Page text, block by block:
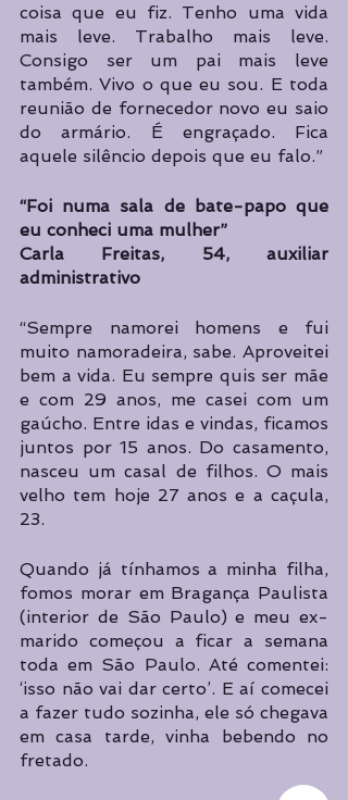
coisa que eu fiz. Tenho uma vida
mais leve. Trabalho mais leve.
Consigo ser um pai mais leve
também. Vivo o que eu sou. E toda
reunião de fornecedor novo eu saio
do armário. É engraçado. Fica
aquele silêncio depois que eu falo.”
“Foi numa sala de bate-papo que
eu conheci uma mulher”
Carla Freitas, 54, auxiliar
administrativo
“Sempre namorei homens e fui
muito namoradeira, sabe. Aproveitei
bem a vida. Eu sempre quis ser mãe
e com 29 anos, me casei com um
gaúcho. Entre idas e vindas, ficamos
juntos por 15 anos. Do casamento,
nasceu um casal de filhos. O mais
velho tem hoje 27 anos e a caçula,
23.
Quando já tínhamos a minha filha,
fomos morar em Bragança Paulista
(interior de São Paulo) e meu ex-
marido começou a ficar a semana
toda em São Paulo. Até comentei:
‘isso não vai dar certo’. E aí comecei
a fazer tudo sozinha, ele só chegava
em casa tarde, vinha bebendo no
fretado.